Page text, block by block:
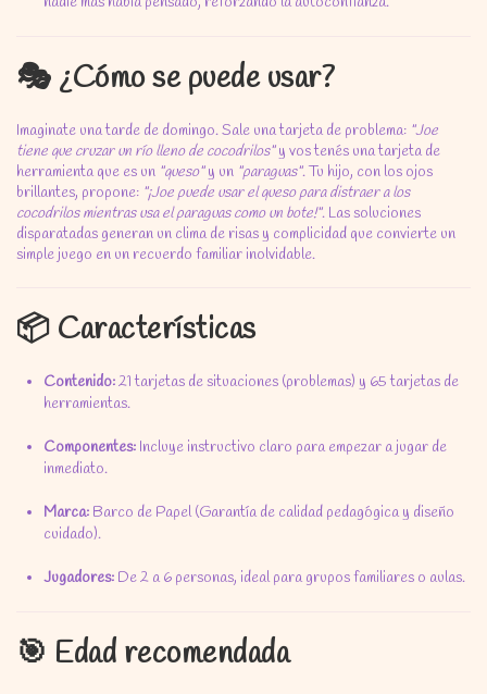
🎭 ¿Cómo se puede usar?
Imaginate una tarde de domingo. Sale una tarjeta de problema: "Joe
tiene que cruzar un río lleno de cocodrilos"y vos tenés una tarjeta de
herramienta que es un "queso"y un "paraguas". Tu hijo, con los ojos
brillantes, propone: "¡Joe puede usar el queso para distraer a los
cocodrilos mientras usa el paraguas como un bote!". Las soluciones
disparatadas generan un clima de risas y complicidad que convierte un
simple juego en un recuerdo familiar inolvidable.
📦 Características
Contenido:21 tarjetas de situaciones (problemas) y 65 tarjetas de
herramientas.
Componentes: Incluye instructivo claro para empezar a jugar de
inmediato.
Marca: Barco de Papel (Garantía de calidad pedagógica y diseño
cuidado).
Jugadores: De 2 a 6 personas, ideal para grupos familiares o aulas.
🎯 Edad recomendada